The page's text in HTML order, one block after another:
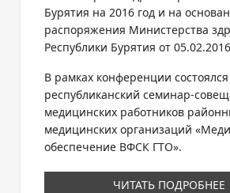
Бурятия на 2016 год и на
распоряжения Министерства
Республики Бурятия от
В рамках конференции состоялся
республиканский семинар-
медицинских работников
медицинских организаций
обеспечение ВФСК ГТО».
ЧИТАТЬ ПОДРОБНЕЕ